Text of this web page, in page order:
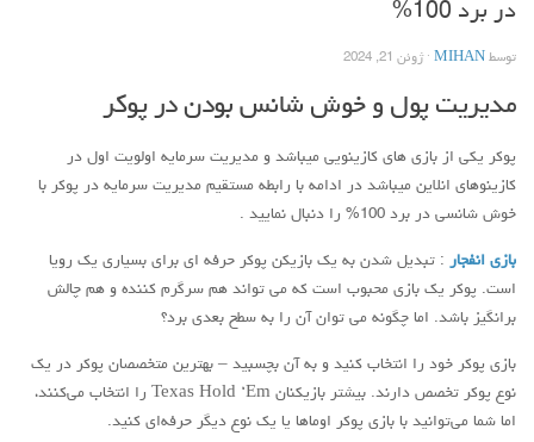
در برد 100%
توسط MIHAN · ژوئن 21, 2024
مدیریت پول و خوش شانس بودن در پوکر
پوکر یکی از بازی های کازینویی میباشد و مدیریت سرمایه اولویت اول در
کازینوهای انلاین میباشد در ادامه با رابطه مستقیم مدیریت سرمایه در پوکر با
خوش شانسی در برد 100% را دنبال نمایید .
بازی انفجار : تبدیل شدن به یک بازیکن پوکر حرفه ای برای بسیاری یک رویا
است. پوکر یک بازی محبوب است که می تواند هم سرگرم کننده و هم چالش
برانگیز باشد. اما چگونه می توان آن را به سطح بعدی برد؟
بازی پوکر خود را انتخاب کنید و به آن بچسبید – بهترین متخصصان پوکر در یک
نوع پوکر تخصص دارند. بیشتر بازیکنان Texas Hold ‘Em را انتخاب می‌کنند،
اما شما می‌توانید با بازی پوکر اوماها یا یک نوع دیگر حرفه‌ای کنید.